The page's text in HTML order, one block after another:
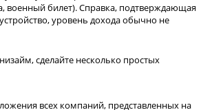
военный билет). Справка, подтверждающая
уровень дохода обычно не
сделайте несколько простых
всех компаний, представленных на